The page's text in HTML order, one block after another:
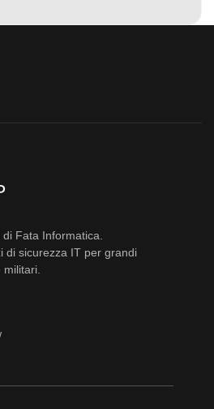
Fata Informatica.
di sicurezza IT per grandi